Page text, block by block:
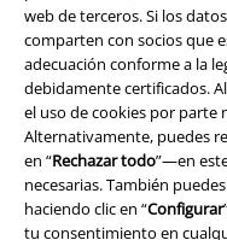
web de terceros. Si los
comparten con socios que
adecuación conforme a la
debidamente certificados.
el uso de cookies por parte
Alternativamente, puedes
en “Rechazar todo”—en
necesarias. También
haciendo clic en “Configurar
tu consentimiento en
Ley protección de datos
Eliminación de residuos y
Declaración de Conformidad
Información sobre
Configuración Cookies